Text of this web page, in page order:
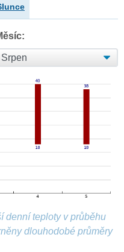
denní teploty v průběhu
dlouhodobé průměry